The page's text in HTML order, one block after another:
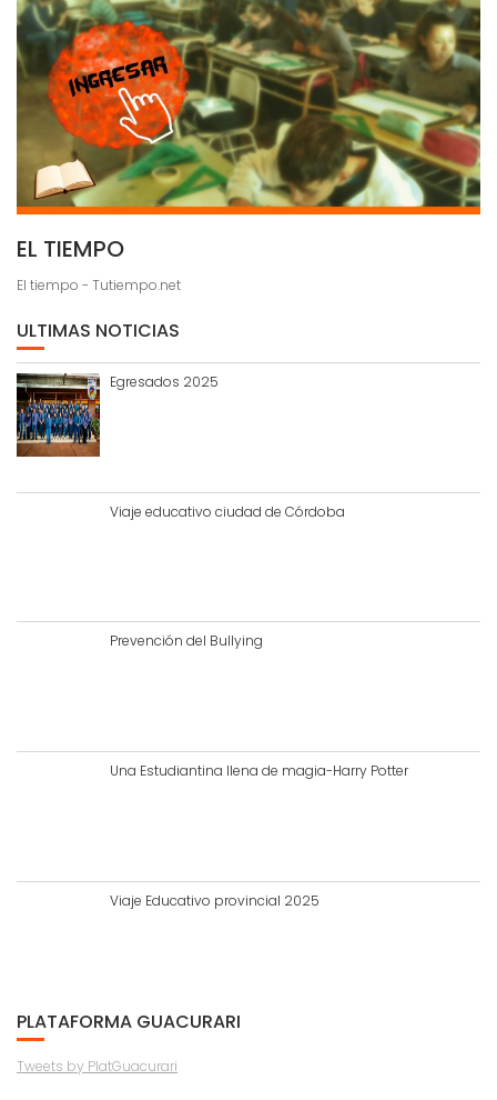
EL TIEMPO
El tiempo - Tutiempo.net
ULTIMAS NOTICIAS
Egresados 2025
Viaje educativo ciudad de Córdoba
Prevención del Bullying
Una Estudiantina llena de magia-Harry Potter
Viaje Educativo provincial 2025
PLATAFORMA GUACURARI
Tweets by PlatGuacurari